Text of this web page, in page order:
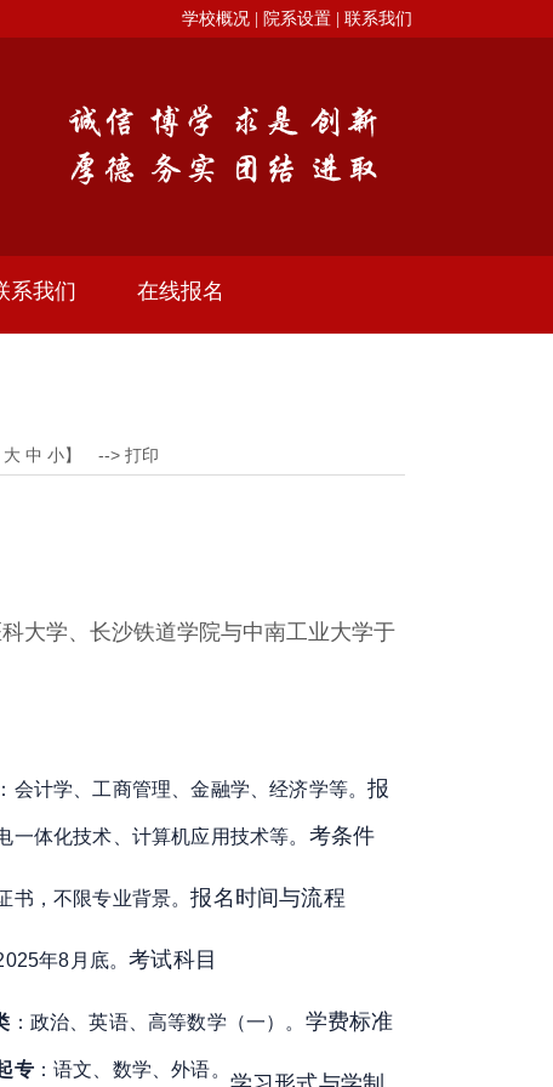
学校概况 | 院系设置 | 联系我们
系我们 在线报名
大 中 小】 --> 打印
大学、长沙铁道学院与中南工业大学于
：会计学、工商管理、金融学、经济学等。
一体化技术、计算机应用技术等。
报
考条件
书，不限专业背景。报名时间与流程
年8月底。考试科目
：政治、英语、高等数学（一） 。
专：语文、数学、外语。
学费标准